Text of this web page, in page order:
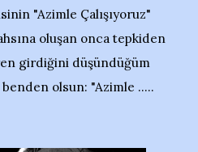
"Azimle Çalışıyoruz"
oluşan onca tepkiden
girdiğini düşündüğüm
olsun: "Azimle .....